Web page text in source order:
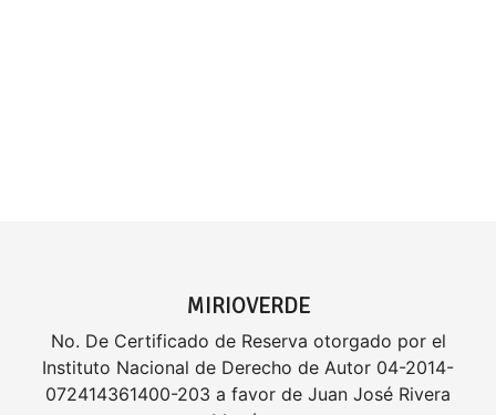
MIRIOVERDE
No. De Certificado de Reserva otorgado por el
Instituto Nacional de Derecho de Autor 04-2014-
072414361400-203 a favor de Juan José Rivera